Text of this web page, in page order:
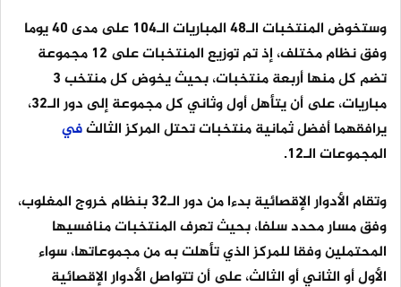
وستخوض المنتخبات الـ48 المباريات الـ104 على مدى 40 يوما
وفق نظام مختلف، إذ تم توزيع المنتخبات على 12 مجموعة
تضم كل منها أربعة منتخبات، بحيث يخوض كل منتخب 3
مباريات، على أن يتأهل أول وثاني كل مجموعة إلى دور الـ32،
يرافقهما أفضل ثمانية منتخبات تحتل المركز الثالثفي
المجموعات الـ12.
وتقام الأدوار الإقصائية بدءا من دور الـ32 بنظام خروج المغلوب،
وفق مسار محدد سلفا، بحيث تعرف المنتخبات منافسيها
المحتملين وفقا للمركز الذي تأهلت به من مجموعاتها، سواء
الأول أو الثاني أو الثالث، على أن تتواصل الأدوار الإقصائية